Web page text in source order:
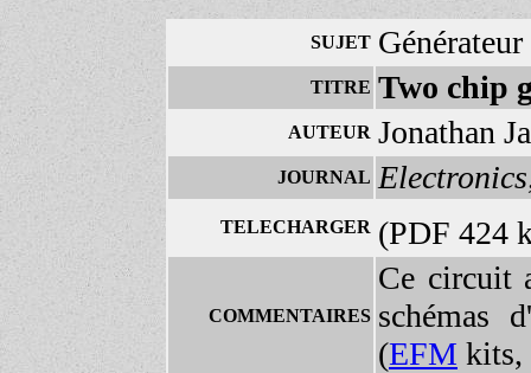
SUJET
TITRE Two chip
AUTEUR Jonathan
JOURNAL
TELECHARGER (PDF 424
COMMENTAIRES
Ce circuit
schémas
(EFM kits,